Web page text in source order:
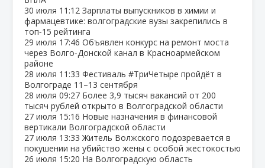
30 июля 11:12 Зарплаты выпускников в химии и
фармацевтике: волгоградские вузы закрепились в
топ‑15 рейтинга
29 июля 17:46 Объявлен конкурс на ремонт моста
через Волго‑Донской канал в Красноармейском
районе
28 июля 11:33 Фестиваль #ТриЧетыре пройдёт в
Волгограде 11–13 сентября
28 июля 09:27 Более 3,9 тысяч вакансий от 200
тысяч рублей открыто в Волгоградской области
27 июля 15:16 Новые назначения в финансовой
вертикали Волгоградской области
27 июля 13:33 Житель Волжского подозревается в
покушении на убийство жены с особой жестокостью
26 июля 15:20 На Волгоградскую область